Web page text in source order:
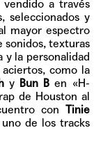
vendido a través
seleccionados y
mayor espectro
sonidos, texturas
y la personalidad
como la
y Bun B en «H-
de Houston al
con Tinie
de los tracks